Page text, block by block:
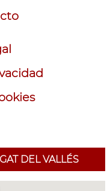
DEL VALLÉS